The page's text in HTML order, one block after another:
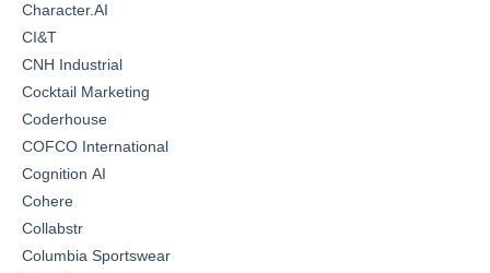
Character.AI
CI&T
CNH Industrial
Cocktail Marketing
Coderhouse
COFCO International
Cognition AI
Cohere
Collabstr
Columbia Sportswear